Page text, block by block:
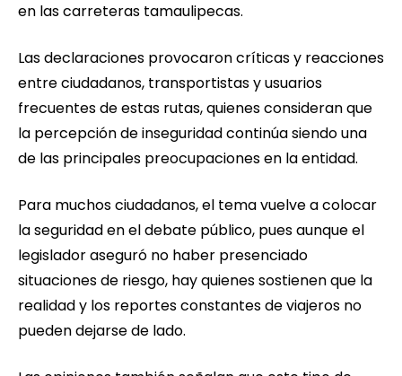
en las carreteras tamaulipecas.
Las declaraciones provocaron críticas y reacciones
entre ciudadanos, transportistas y usuarios
frecuentes de estas rutas, quienes consideran que
la percepción de inseguridad continúa siendo una
de las principales preocupaciones en la entidad.
Para muchos ciudadanos, el tema vuelve a colocar
la seguridad en el debate público, pues aunque el
legislador aseguró no haber presenciado
situaciones de riesgo, hay quienes sostienen que la
realidad y los reportes constantes de viajeros no
pueden dejarse de lado.